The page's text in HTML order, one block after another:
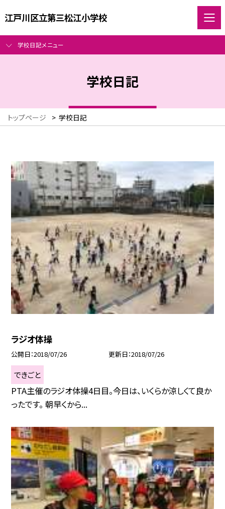
江戸川区立第三松江小学校
学校日記メニュー
学校日記
トップページ > 学校日記
ラジオ体操
公開日 2018/07/26 更新日 2018/07/26
できごと
PTA主催のラジオ体操4日目。今日は、いくらか涼しくて良か
ったです。 朝早くから...